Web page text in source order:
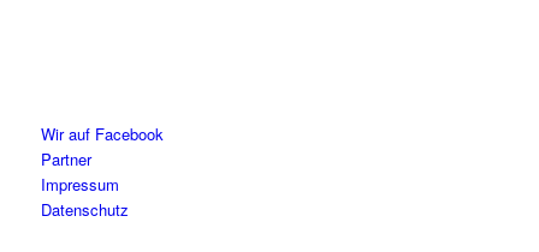
Wir auf Facebook
Partner
Impressum
Datenschutz